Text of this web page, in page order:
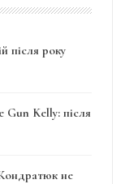
після року
Kelly: після
не